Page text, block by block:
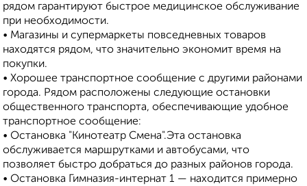
рядом гарантируют быстрое медицинское обслуживание
при необходимости.
• Магазины и супермаркеты повседневных товаров
находятся рядом, что значительно экономит время на
покупки.
• Хорошее транспортное сообщение с другими районами
города. Рядом расположены следующие остановки
общественного транспорта, обеспечивающие удобное
транспортное сообщение:
• Остановка "Кинотеатр Смена".Эта остановка
обслуживается маршрутками и автобусами, что
позволяет быстро добраться до разных районов города.
• Остановка Гимназия-интернат 1 — находится примерно